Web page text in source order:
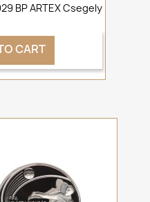
BP ARTEX Csegely
CART